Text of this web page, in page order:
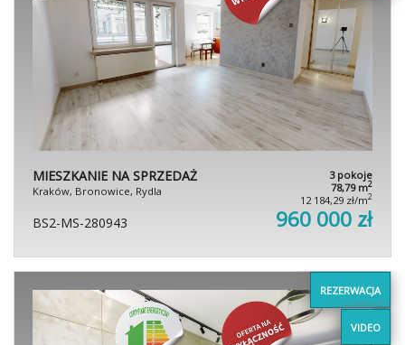
MIESZKANIE NA SPRZEDAŻ
Kraków, Bronowice, Rydla
3 pokoje
78,79 m2
12 184,29 zł/m2
BS2-MS-280943 960 000 zł
REZERWACJA
VIDEO